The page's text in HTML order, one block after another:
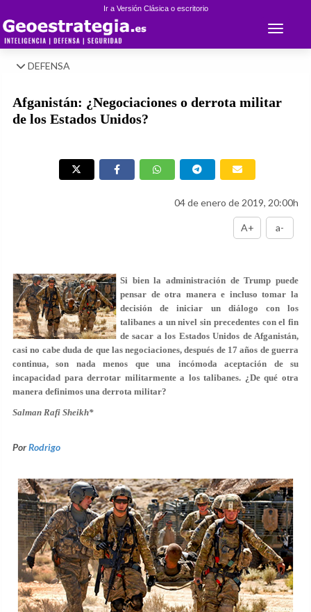
Ir a Versión Clásica o escritorio
Toggle
DEFENSA
Afganistán: ¿Negociaciones o derrota militar
de los Estados Unidos?
04 de enero de 2019, 20:00h
A+ a-
Si bien la administración de Trump puede
pensar de otra manera e incluso tomar la
decisión de iniciar un diálogo con los
talibanes a un nivel sin precedentes con el fin
de sacar a los Estados Unidos de Afganistán,
casi no cabe duda de que las negociaciones, después de 17 años de guerra
continua, son nada menos que una incómoda aceptación de su
incapacidad para derrotar militarmente a los talibanes. ¿De qué otra
manera definimos una derrota militar?
Salman Rafi Sheikh*
PorRodrigo